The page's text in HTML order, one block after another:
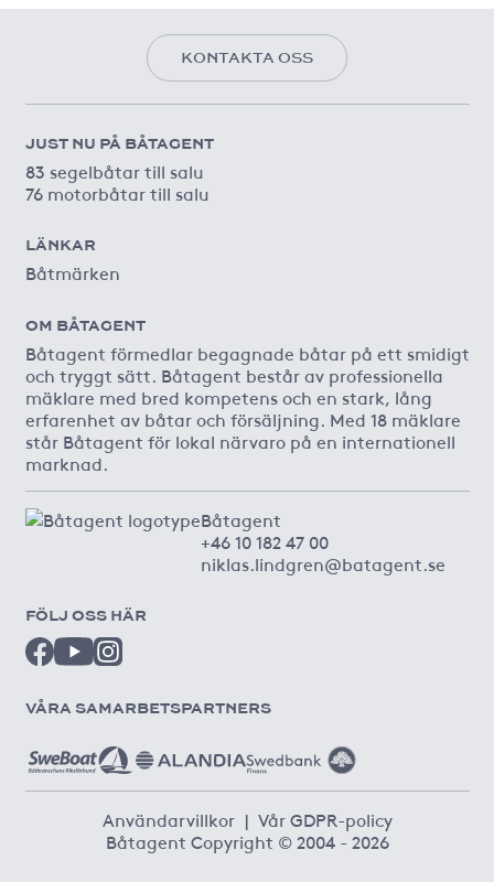
KONTAKTA OSS
JUST NU PÅ BÅTAGENT
83 segelbåtar till salu
76 motorbåtar till salu
LÄNKAR
Båtmärken
OM BÅTAGENT
Båtagent förmedlar begagnade båtar på ett smidigt
och tryggt sätt. Båtagent består av professionella
mäklare med bred kompetens och en stark, lång
erfarenhet av båtar och försäljning. Med 18 mäklare
står Båtagent för lokal närvaro på en internationell
marknad.
Båtagent
+46 10 182 47 00
niklas.lindgren@batagent.se
FÖLJ OSS HÄR
VÅRA SAMARBETSPARTNERS
Användarvillkor | Vår GDPR-policy
Båtagent Copyright © 2004 - 2026